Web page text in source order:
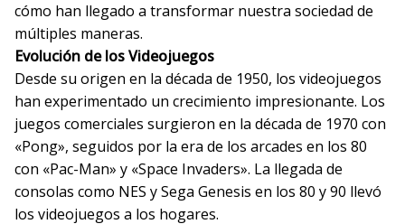
cómo han llegado a transformar nuestra sociedad de
múltiples maneras.
Evolución de los Videojuegos
Desde su origen en la década de 1950, los videojuegos
han experimentado un crecimiento impresionante. Los
juegos comerciales surgieron en la década de 1970 con
«Pong», seguidos por la era de los arcades en los 80
con «Pac-Man» y «Space Invaders». La llegada de
consolas como NES y Sega Genesis en los 80 y 90 llevó
los videojuegos a los hogares.